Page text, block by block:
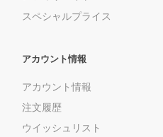
スペシャルプライス
アカウント情報
アカウント情報
注文履歴
ウイッシュリスト